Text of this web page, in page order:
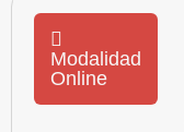
Modalidad
Online